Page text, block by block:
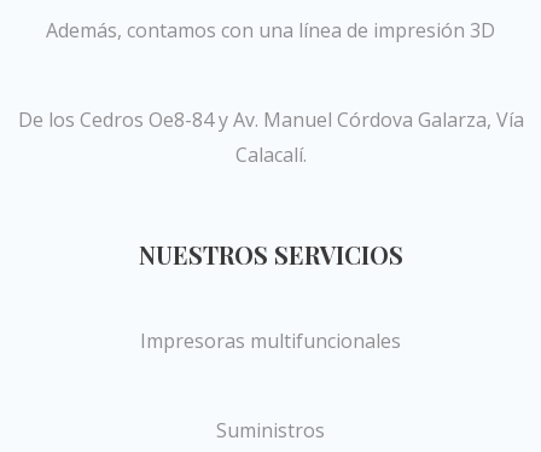
Además, contamos con una línea de impresión 3D
De los Cedros Oe8-84 y Av. Manuel Córdova Galarza, Vía
Calacalí.
NUESTROS SERVICIOS
Impresoras multifuncionales
Suministros